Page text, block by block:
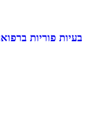
בעיות פוריות